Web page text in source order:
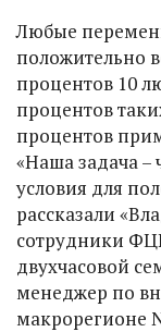
Любые
положительно
процентов 10
процентов
процентов
«Наша задача –
условия для
рассказали
сотрудники
двухчасовой
менеджер по
макрорегионе